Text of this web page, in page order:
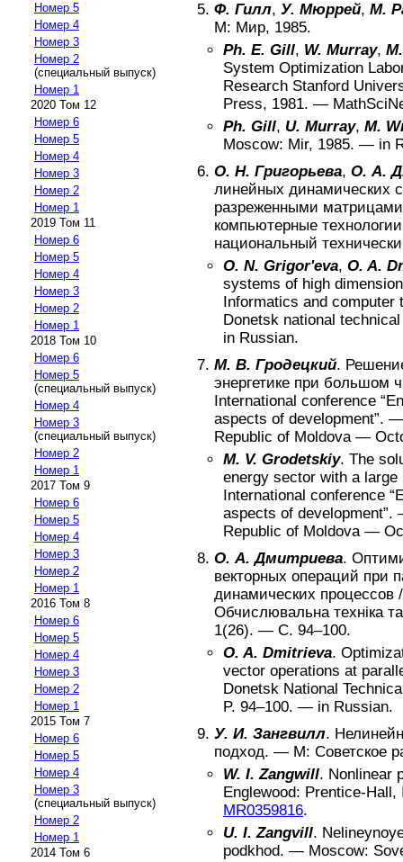
Номер 5
Номер 4
Номер 3
Номер 2
(специальный выпуск)
Номер 1
2020 Том 12
Номер 6
Номер 5
Номер 4
Номер 3
Номер 2
Номер 1
2019 Том 11
Номер 6
Номер 5
Номер 4
Номер 3
Номер 2
Номер 1
2018 Том 10
Номер 6
Номер 5
(специальный выпуск)
Номер 4
Номер 3
(специальный выпуск)
Номер 2
Номер 1
2017 Том 9
Номер 6
Номер 5
Номер 4
Номер 3
Номер 2
Номер 1
2016 Том 8
Номер 6
Номер 5
Номер 4
Номер 3
Номер 2
Номер 1
2015 Том 7
Номер 6
Номер 5
Номер 4
Номер 3
(специальный выпуск)
Номер 2
Номер 1
2014 Том 6
Ф. Гилл, У. Мюррей, М.
М: Мир, 1985.
Ph. E. Gill, W. Murray,
System Optimization
Research Stanford
Press, 1981. —
Ph. Gill, U. Murray, M.
Moscow: Mir, 1985. — in
О. Н. Григорьева, О. А.
линейных динамических
разреженными
компьютерные
национальный
O. N. Grigor'eva, O. A.
systems of high
Informatics and computer
Donetsk national
in Russian.
М. В. Гродецкий.
энергетике при большом
International conference
aspects of development”.
Republic of Moldova —
M. V. Grodetskiy. The
energy sector with a
International conference
aspects of development”.
Republic of Moldova —
О. А. Дмитриева.
векторных операций при
динамических процессов
Обчислювальна технiка
1(26). — С. 94–100.
O. A. Dmitrieva.
vector operations at
Donetsk National
P. 94–100. — in Russian.
У. И. Зангвилл.
подход. — М: Советское
W. I. Zangwill. Nonlinear
Englewood: Prentice-Hall,
MR0359816.
U. I. Zangvill.
podkhod. — Moscow: